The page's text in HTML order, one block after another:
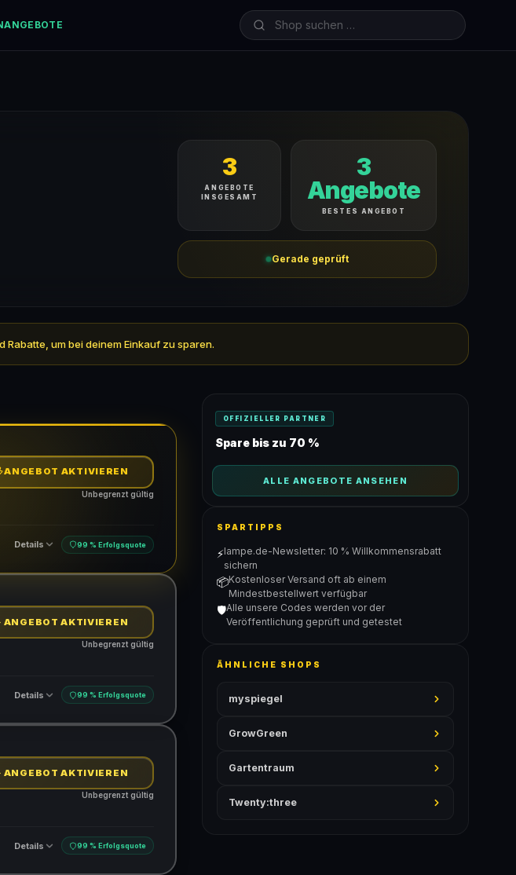
3
ANGEBOTE
INSGESAMT
3
Angebote
BESTES ANGEBOT
Gerade geprüft
um bei deinem Einkauf zu sparen.
ANGEBOT AKTIVIEREN
Unbegrenzt gültig
Details 99 % Erfolgsquote
ANGEBOT AKTIVIEREN
Unbegrenzt gültig
Details 99 % Erfolgsquote
ANGEBOT AKTIVIEREN
Unbegrenzt gültig
Details 99 % Erfolgsquote
OFFIZIELLER PARTNER
Spare bis zu 70 %
ALLE ANGEBOTE ANSEHEN
SPARTIPPS
⚡lampe.de-Newsletter: 10 % Willkommensrabatt
sichern
📦Kostenloser Versand oft ab einem
Mindestbestellwert verfügbar
🛡️Alle unsere Codes werden vor der
Veröffentlichung geprüft und getestet
ÄHNLICHE SHOPS
myspiegel
GrowGreen
Gartentraum
Twenty:three